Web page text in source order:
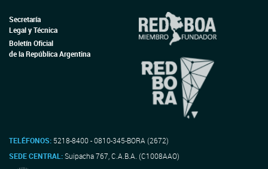
Secretaría
Legal y Técnica
Boletín Oficial
de la República Argentina
TELÉFONOS: 5218-8400 - 0810-345-BORA (2672)
SEDE CENTRAL:Suipacha 767, C.A.B.A. (C1008AAO)